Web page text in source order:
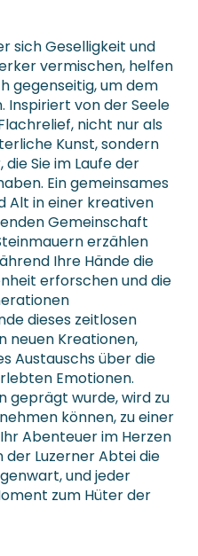
sich Geselligkeit und
vermischen, helfen
gegenseitig, um dem
Inspiriert von der Seele
nicht nur als
Kunst, sondern
Sie im Laufe der
Ein gemeinsames
Alt in einer kreativen
Gemeinschaft
erzählen
Ihre Hände die
erforschen und die
dieses zeitlosen
neuen Kreationen,
Austauschs über die
Emotionen.
geprägt wurde, wird zu
können, zu einer
Abenteuer im Herzen
Luzerner Abtei die
und jeder
zum Hüter der